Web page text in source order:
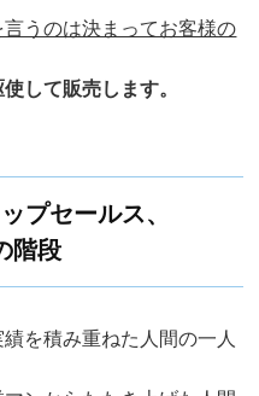
うのは決まってお客様の
して販売します。
プセールス、
階段
を積み重ねた人間の一人